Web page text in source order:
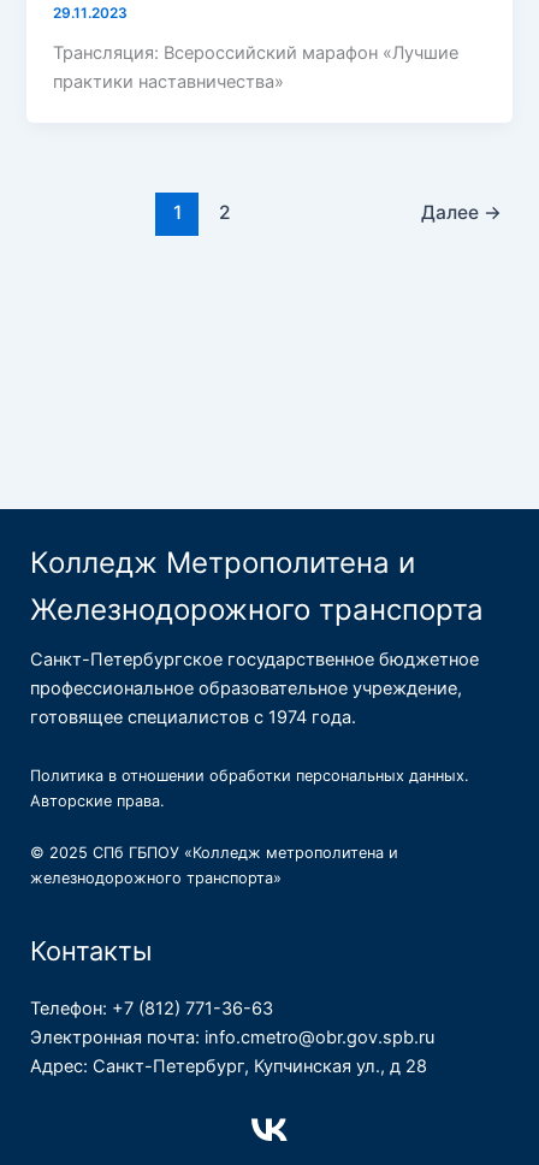
29.11.2023
Трансляция: Всероссийский марафон «Лучшие
практики наставничества»
1 2 Далее →
Колледж Метрополитена и
Железнодорожного транспорта
Санкт-Петербургское государственное бюджетное
профессиональное образовательное учреждение,
готовящее специалистов с 1974 года.
Политика в отношении обработки персональных данных.
Авторские права.
© 2025 СПб ГБПОУ «Колледж метрополитена и
железнодорожного транспорта»
Контакты
Телефон: +7 (812) 771-36-63
Электронная почта: info.cmetro@obr.gov.spb.ru
Адрес: Санкт-Петербург, Купчинская ул., д 28